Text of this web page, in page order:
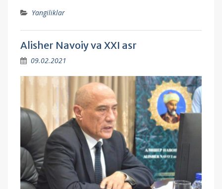
Yangiliklar
Alisher Navoiy va XXI asr
09.02.2021